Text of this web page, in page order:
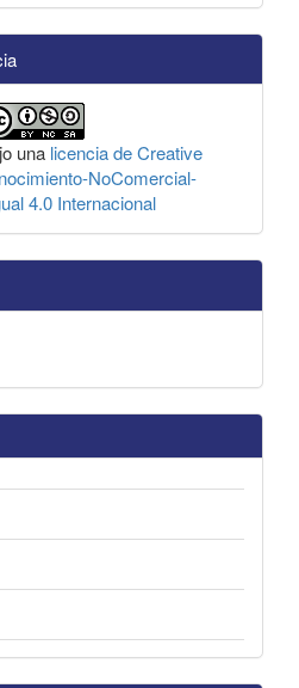
una licencia de Creative
NoComercial-
4.0 Internacional